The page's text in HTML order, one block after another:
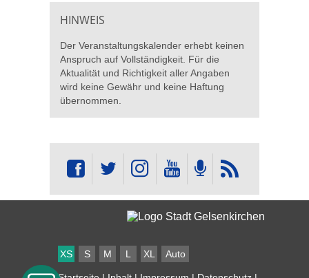
HINWEIS
Der Veranstaltungskalender erhebt keinen
Anspruch auf Vollständigkeit. Für die
Aktualität und Richtigkeit aller Angaben
wird keine Gewähr und keine Haftung
übernommen.
XS S M L XL Auto